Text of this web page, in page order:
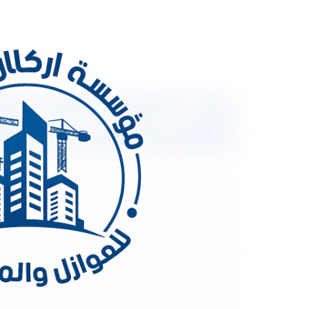
العالمية مع خصم 30% مع ضمان شامل
الخاصة بالنظافة والحفاظ على الأسطح من حرارة
بالرياض. فهى تقوم بعمل عزل كامل للأسطح عن
بسكب المياه والإنتظار لملاحظة إذاماحدث أى
شركة أخرى في عملية العزل تماما. فهي أفضل شركة
حاصلة على شهادات من جهات خاصة وجهات حكومية،